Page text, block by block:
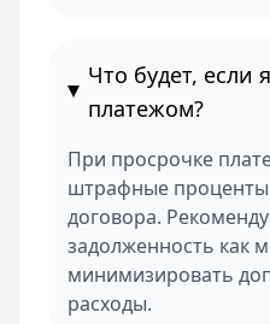
Что будет, если
платежом?
При просрочке
штрафные проценты
договора.
задолженность как
минимизировать
расходы.